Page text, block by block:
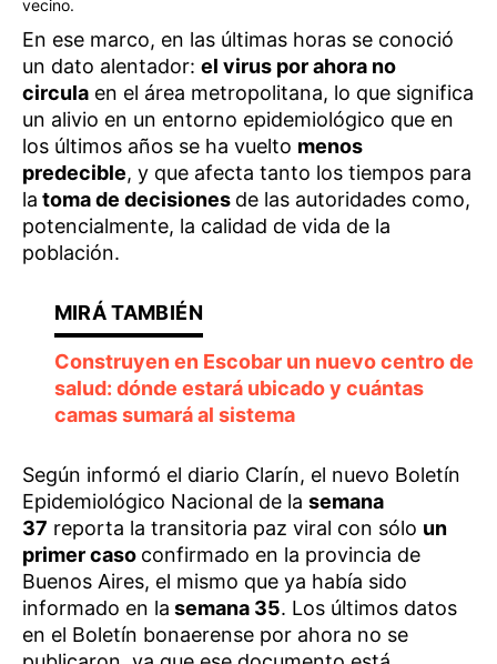
vecino.
En ese marco, en las últimas horas se conoció
un dato alentador: el virus por ahora no
circula en el área metropolitana, lo que significa
un alivio en un entorno epidemiológico que en
los últimos años se ha vuelto menos
predecible, y que afecta tanto los tiempos para
la toma de decisiones de las autoridades como,
potencialmente, la calidad de vida de la
población.
Construyen en Escobar un nuevo centro de
salud: dónde estará ubicado y cuántas
camas sumará al sistema
Según informó el diario Clarín, el nuevo Boletín
Epidemiológico Nacional de la semana
37 reporta la transitoria paz viral con sólo un
primer caso confirmado en la provincia de
Buenos Aires, el mismo que ya había sido
informado en la semana 35. Los últimos datos
en el Boletín bonaerense por ahora no se